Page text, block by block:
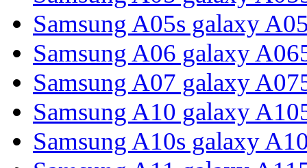
Samsung A05s galaxy
Samsung A06 galaxy
Samsung A07 galaxy
Samsung A10 galaxy
Samsung A10s galaxy